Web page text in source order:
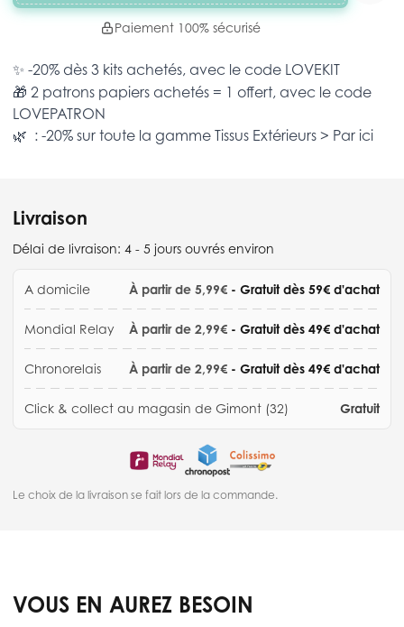
Paiement 100% sécurisé
✨ -20% dès 3 kits achetés, avec le code LOVEKIT
🎁 2 patrons papiers achetés = 1 offert, avec le code
LOVEPATRON
🌿 : -20% sur toute la gamme Tissus Extérieurs > Par ici
Livraison
Délai de livraison: 4 - 5 jours ouvrés environ
A domicile À partir de 5,99€ - Gratuit dès 59€ d'achat
Mondial Relay À partir de 2,99€ - Gratuit dès 49€ d'achat
Chronorelais À partir de 2,99€ - Gratuit dès 49€ d'achat
Click & collect au magasin de Gimont (32) Gratuit
Le choix de la livraison se fait lors de la commande.
VOUS EN AUREZ BESOIN